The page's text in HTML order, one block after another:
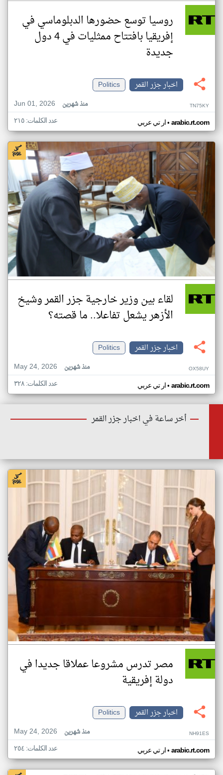
روسيا توسع حضورها الدبلوماسي في
إفريقيا بافتتاح ممثليات في 4 دول
جديدة
اخبار جزر القمر
Politics
Jun 01, 2026
منذ شهرين TN75KY
ار تي عربي• arabic.rt.com عدد الكلمات: ٢١٥
لقاء بين وزير خارجية جزر القمر وشيخ
الأزهر يشعل تفاعلا.. ما قصته؟
اخبار جزر القمر
Politics
May 24, 2026
منذ شهرين OX58UY
ار تي عربي• arabic.rt.com عدد الكلمات: ٣٢٨
أخر ساعة في اخبار جزر القمر
مصر تدرس مشروعا عملاقا جديدا في
دولة إفريقية
اخبار جزر القمر
Politics
May 24, 2026
منذ شهرين NH91ES
ار تي عربي• arabic.rt.com عدد الكلمات: ٢٥٤